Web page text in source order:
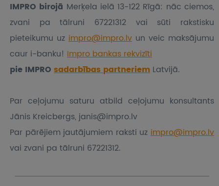
IMPRO birojā Merķela ielā 13-122 Rīgā: nāc ciemos,
zvani pa tālruni 67221312 vai sūti rakstisku
pieteikumu uz impro@impro.lv un veic maksājumu
caur i-banku! Impro bankas rekvizīti
pie IMPRO sadarbības partneriem Latvijā.
Par ceļojumu saturu atbild ceļojumu konsultants
Jānis Kreicbergs, janis@impro.lv
Par pārējiem jautājumiem raksti uz impro@impro.lv
vai zvani pa tālruni 67221312.